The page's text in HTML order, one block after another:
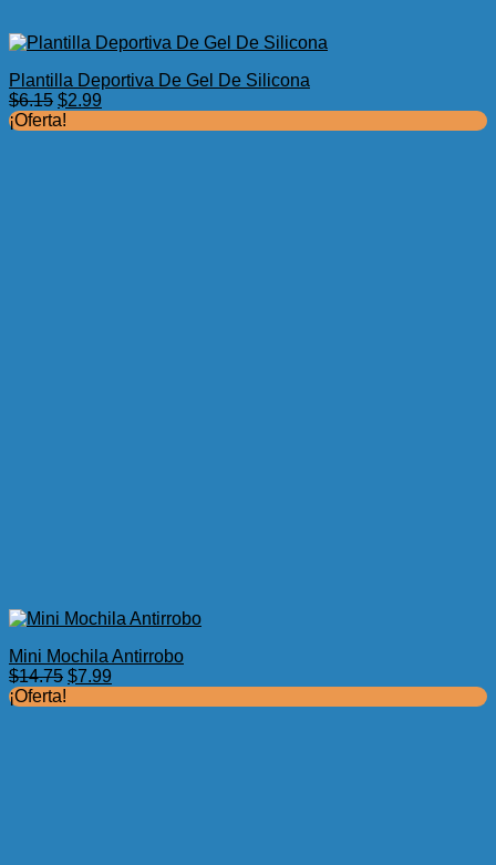
Plantilla Deportiva De Gel De Silicona
$6.15 El
precio
$2.99
¡Oferta!
Mini Mochila Antirrobo
$14.75 El
$7.99
¡Oferta!